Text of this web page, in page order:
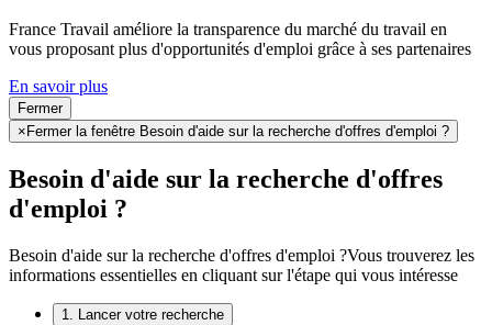
France Travail améliore la transparence du marché du travail en
vous proposant plus d'opportunités d'emploi grâce à ses partenaires
En savoir plus
Fermer
× Fermer la fenêtre Besoin d'aide sur la recherche d'offres d'emploi ?
Besoin d'aide sur la recherche d'offres
d'emploi ?
Besoin d'aide sur la recherche d'offres d'emploi ?Vous trouverez les
informations essentielles en cliquant sur l'étape qui vous intéresse
1. Lancer votre recherche